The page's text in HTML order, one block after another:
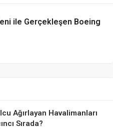
ile Gerçekleşen Boeing
Ağırlayan Havalimanları
Sırada?